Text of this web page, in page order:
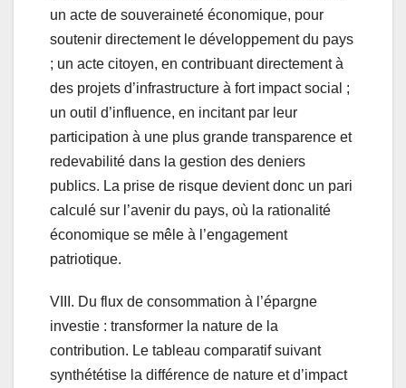
un acte de souveraineté économique, pour
soutenir directement le développement du pays
; un acte citoyen, en contribuant directement à
des projets d’infrastructure à fort impact social ;
un outil d’influence, en incitant par leur
participation à une plus grande transparence et
redevabilité dans la gestion des deniers
publics. La prise de risque devient donc un pari
calculé sur l’avenir du pays, où la rationalité
économique se mêle à l’engagement
patriotique.
VIII. Du flux de consommation à l’épargne
investie : transformer la nature de la
contribution. Le tableau comparatif suivant
synthététise la différence de nature et d’impact